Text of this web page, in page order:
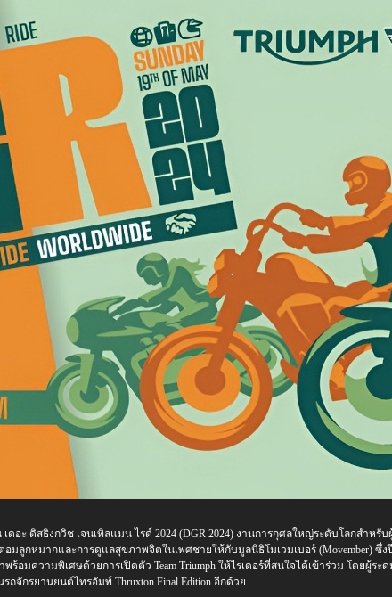
ดอะ ดิสธิงกวิช เจนเทิลแมน ไรด์ 2024 (DGR 2024) งานการกุศลใหญ่ระดับโลกสำ
มลูกหมากและการดูแลสุขภาพจิตในเพศชายให้กับมูลนิธิโมเวมเบอร์ (Movember)
อมความพิเศษด้วยการเปิดตัว Team Triumph ให้ไรเดอร์ที่สนใจได้เข้าร่วม โดยผู้ร
จักรยานยนต์ไทรอัมพ์ Thruxton Final Edition อีกด้วย